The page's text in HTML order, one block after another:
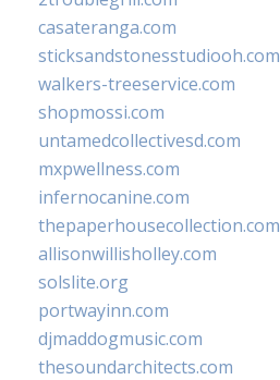
casateranga.com
sticksandstonesstudiooh.com
walkers-treeservice.com
shopmossi.com
untamedcollectivesd.com
mxpwellness.com
infernocanine.com
thepaperhousecollection.com
allisonwillisholley.com
solslite.org
portwayinn.com
djmaddogmusic.com
thesoundarchitects.com